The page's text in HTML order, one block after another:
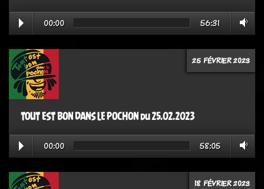
00:00 56:31
25 FÉVRIER 2023
TOUT EST BON DANS LE POCHON du 25.02.2023
00:00 58:05
18 FÉVRIER 2023